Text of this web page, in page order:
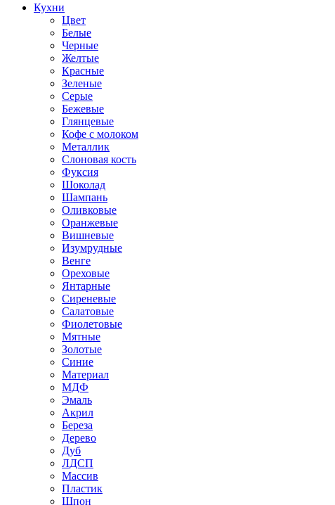
Кухни
Цвет
Белые
Черные
Желтые
Красные
Зеленые
Серые
Бежевые
Глянцевые
Кофе с молоком
Металлик
Слоновая кость
Фуксия
Шоколад
Шампань
Оливковые
Оранжевые
Вишневые
Изумрудные
Венге
Ореховые
Янтарные
Сиреневые
Салатовые
Фиолетовые
Мятные
Золотые
Синие
Материал
МДФ
Эмаль
Акрил
Береза
Дерево
Дуб
ЛДСП
Массив
Пластик
Шпон